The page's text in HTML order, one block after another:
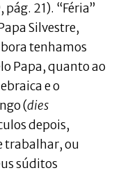
pág. 21). “Féria”
Silvestre,
tenhamos
Papa, quanto ao
e o
(dies
depois,
trabalhar, ou
súditos